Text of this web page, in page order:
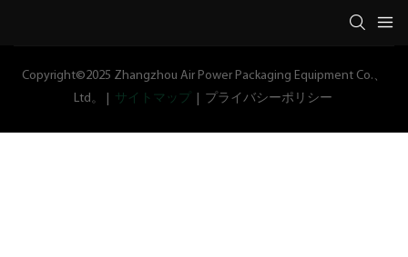
Copyright©2025 Zhangzhou Air Power Packaging Equipment Co.、
Ltd。 |
サイトマップ プライバシーポリシー